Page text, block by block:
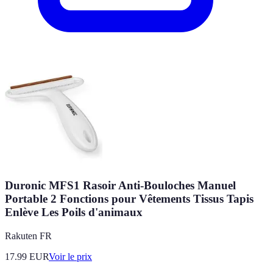
Duronic MFS1 Rasoir Anti-Bouloches Manuel
Portable 2 Fonctions pour Vêtements Tissus Tapis
Enlève Les Poils d'animaux
Rakuten FR
17.99 EURVoir le prix